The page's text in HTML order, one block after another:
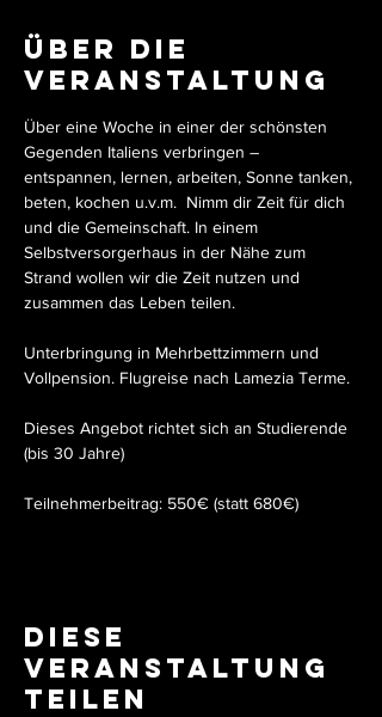
Über die
Veranstaltung
Über eine Woche in einer der schönsten
Gegenden Italiens verbringen –
entspannen, lernen, arbeiten, Sonne tanken,
beten, kochen u.v.m.  Nimm dir Zeit für dich
und die Gemeinschaft. In einem
Selbstversorgerhaus in der Nähe zum
Strand wollen wir die Zeit nutzen und
zusammen das Leben teilen.
Unterbringung in Mehrbettzimmern und
Vollpension. Flugreise nach Lamezia Terme.
Dieses Angebot richtet sich an Studierende
(bis 30 Jahre)
Teilnehmerbeitrag: 550€ (statt 680€)
Diese
Veranstaltung
teilen